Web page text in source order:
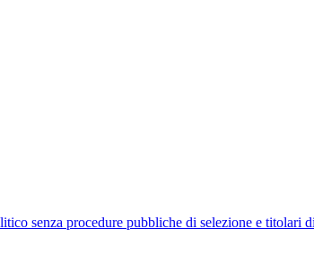
senza procedure pubbliche di selezione e titolari